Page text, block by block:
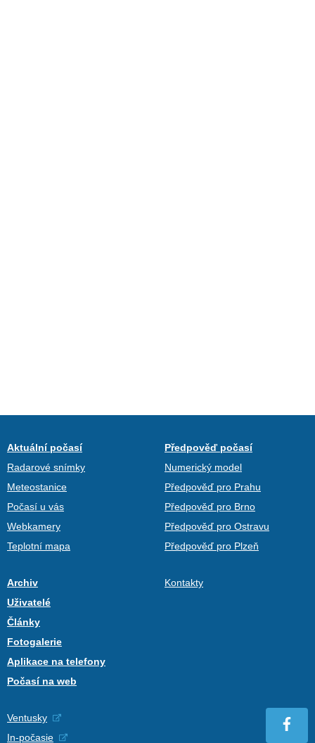
Aktuální počasí
Radarové snímky
Meteostanice
Počasí u vás
Webkamery
Teplotní mapa
Předpověď počasí
Numerický model
Předpověď pro Prahu
Předpověď pro Brno
Předpověď pro Ostravu
Předpověď pro Plzeň
Archiv
Uživatelé
Články
Fotogalerie
Aplikace na telefony
Počasí na web
Kontakty
Ventusky
In-počasie